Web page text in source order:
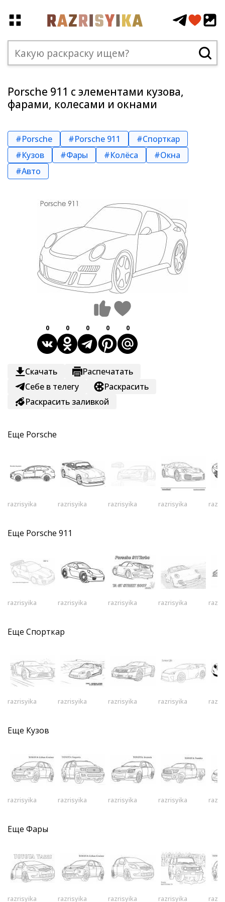
Porsche 911 с элементами кузова,
фарами, колесами и окнами
#Porsche #Porsche 911
#Спорткар
#Кузов
#Фары #Колёса
#Окна
#Авто
0 0 0 0 0
Скачать
Распечатать
Себе в телегу
Раскрасить
Раскрасить заливкой
Еще Porsche
razrisyika razrisyika razrisyika razrisyika
Еще Porsche 911
razrisyika razrisyika razrisyika razrisyika
Еще Спорткар
razrisyika razrisyika razrisyika razrisyika
Еще Кузов
razrisyika razrisyika razrisyika razrisyika
Еще Фары
razrisyika razrisyika razrisyika razrisyika